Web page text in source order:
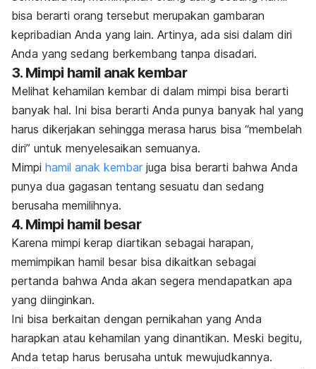
bisa berarti orang tersebut merupakan gambaran
kepribadian Anda yang lain. Artinya, ada sisi dalam diri
Anda yang sedang berkembang tanpa disadari.
3. Mimpi hamil anak kembar
Melihat kehamilan kembar di dalam mimpi bisa berarti
banyak hal. Ini bisa berarti Anda punya banyak hal yang
harus dikerjakan sehingga merasa harus bisa “membelah
diri” untuk menyelesaikan semuanya.
Mimpi hamil anak kembar juga bisa berarti bahwa Anda
punya dua gagasan tentang sesuatu dan sedang
berusaha memilihnya.
4. Mimpi hamil besar
Karena mimpi kerap diartikan sebagai harapan,
memimpikan hamil besar bisa dikaitkan sebagai
pertanda bahwa Anda akan segera mendapatkan apa
yang diinginkan.
Ini bisa berkaitan dengan pernikahan yang Anda
harapkan atau kehamilan yang dinantikan. Meski begitu,
Anda tetap harus berusaha untuk mewujudkannya.